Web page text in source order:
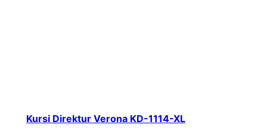
Kursi Direktur Verona KD-1114-XL